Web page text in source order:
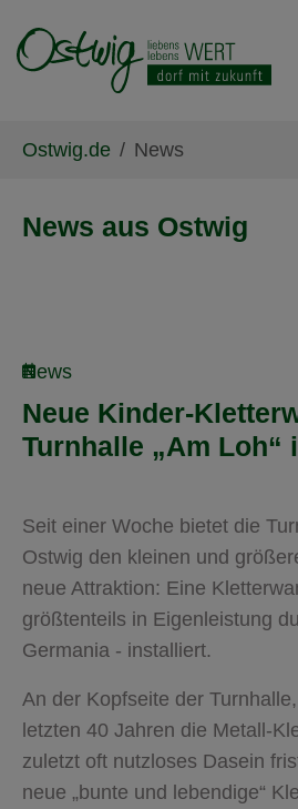
Ostwig.de News
News aus Ostwig
News
Neue Kinder-
Turnhalle „Am Loh“
Seit einer Woche bietet die
Ostwig den kleinen und
neue Attraktion: Eine
größtenteils in Eigenleistung
Germania - installiert.
An der Kopfseite der
letzten 40 Jahren die Metall-
zuletzt oft nutzloses Dasein
neue „bunte und lebendige“